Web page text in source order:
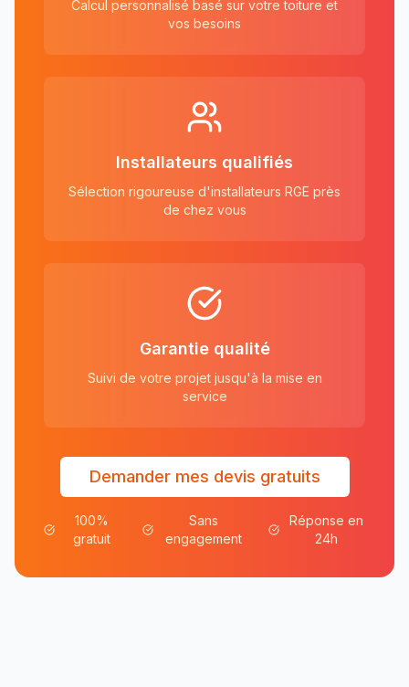
Calcul personnalisé basé sur votre toiture et
vos besoins
Installateurs qualifiés
Sélection rigoureuse d'installateurs RGE près
de chez vous
Garantie qualité
Suivi de votre projet jusqu'à la mise en
service
Demander mes devis gratuits
100%
gratuit
Sans
engagement
Réponse en
24h